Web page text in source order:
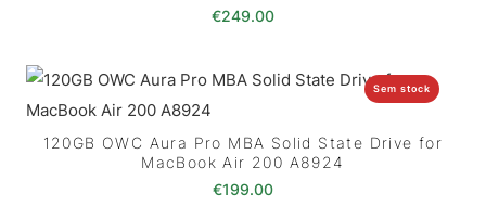
€249.00
Sem stock
120GB OWC Aura Pro MBA Solid State Drive for
MacBook Air 200 A8924
€199.00